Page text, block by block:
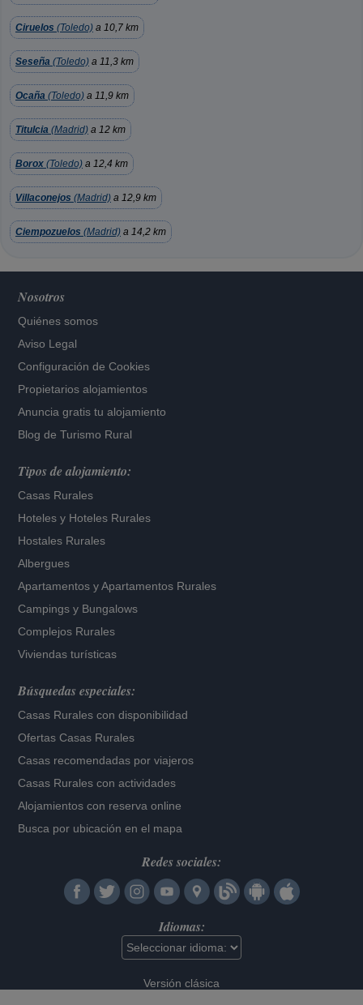
Ciruelos (Toledo) a 10,7 km
Seseña (Toledo) a 11,3 km
Ocaña (Toledo) a 11,9 km
Titulcia (Madrid) a 12 km
Borox (Toledo) a 12,4 km
Villaconejos (Madrid) a 12,9 km
Ciempozuelos (Madrid) a 14,2 km
Nosotros
Quiénes somos
Aviso Legal
Configuración de Cookies
Propietarios alojamientos
Anuncia gratis tu alojamiento
Blog de Turismo Rural
Tipos de alojamiento:
Casas Rurales
Hoteles y Hoteles Rurales
Hostales Rurales
Albergues
Apartamentos yApartamentos Rurales
Campings y Bungalows
Complejos Rurales
Viviendas turísticas
Búsquedas especiales:
Casas Rurales con disponibilidad
Ofertas Casas Rurales
Casas recomendadas por viajeros
Casas Rurales con actividades
Alojamientos con reserva online
Busca por ubicación en el mapa
Redes sociales:
Idiomas:
Versión clásica